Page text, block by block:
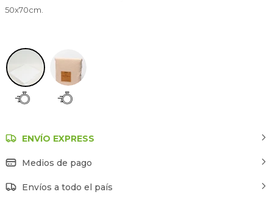
50x70cm.
ENVÍO EXPRESS
Medios de pago
Envíos a todo el país